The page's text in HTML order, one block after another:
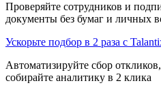
Проверяйте сотрудников и
документы без бумаг и личных
Ускорьте подбор в 2 раза с
Автоматизируйте сбор
собирайте аналитику в 2 клика